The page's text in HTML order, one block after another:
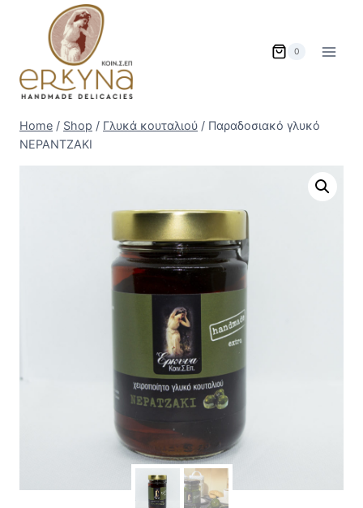
0
Home / Shop / Γλυκά κουταλιού / Παραδοσιακό γλυκό
ΝΕΡΑΝΤΖΑΚΙ